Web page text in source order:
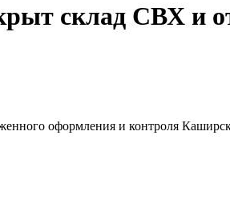
склад СВХ и
оформления и контроля